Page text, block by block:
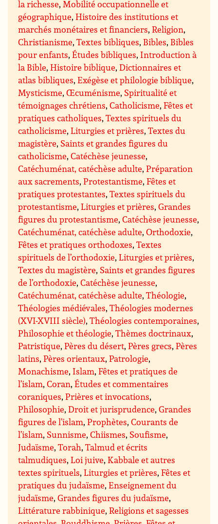
la richesse, Mobilité occupationnelle et
géographique,Histoire des institutions et
marchés monétaires et financiers,Religion,
Christianisme,Textes bibliques, Bibles, Bibles
pour enfants,Études bibliques, Introduction à
la Bible,Histoire biblique,Dictionnaires et
atlas bibliques,Exégèse et philologie biblique,
Mysticisme,Œcuménisme, Spiritualité et
témoignages chrétiens,Catholicisme,Fêtes et
pratiques catholiques,Textes spirituels du
catholicisme,Liturgies et prières,Textes du
magistère, Saints et grandes figures du
catholicisme,Catéchèse jeunesse,
Catéchuménat, catéchèse adulte,Préparation
aux sacrements,Protestantisme,Fêtes et
pratiques protestantes,Textes spirituels du
protestantisme,Liturgies et prières,Grandes
figures du protestantisme,Catéchèse jeunesse,
Catéchuménat, catéchèse adulte,Orthodoxie,
Fêtes et pratiques orthodoxes,Textes
spirituels de l’orthodoxie,Liturgies et prières,
Textes du magistère, Saints et grandes figures
de l’orthodoxie,Catéchèse jeunesse,
Catéchuménat, catéchèse adulte,Théologie,
Théologies médiévales,Théologies modernes
(XVI-XVIII siècle),Théologies contemporaines,
Philosophie et théologie,Thèmes doctrinaux,
Patristique,Pères du désert,Pères grecs,Pères
latins,Pères orientaux,Patrologie,
Monachisme, Islam,Fêtes et pratiques de
l’islam,Coran,Études et commentaires
coraniques,Prières et invocations,
Philosophie,Droit et jurisprudence,Grandes
figures de l’islam,Prophètes,Courants de
l’islam, Sunnisme,Chiismes, Soufisme,
Judaïsme,Torah,Talmud et écrits
talmudiques,Loi juive,Kabbale et autres
textes spirituels,Liturgies et prières,Fêtes et
pratiques du judaïsme,Enseignement du
judaïsme,Grandes figures du judaïsme,
Littérature rabbinique,Religions et sagesses